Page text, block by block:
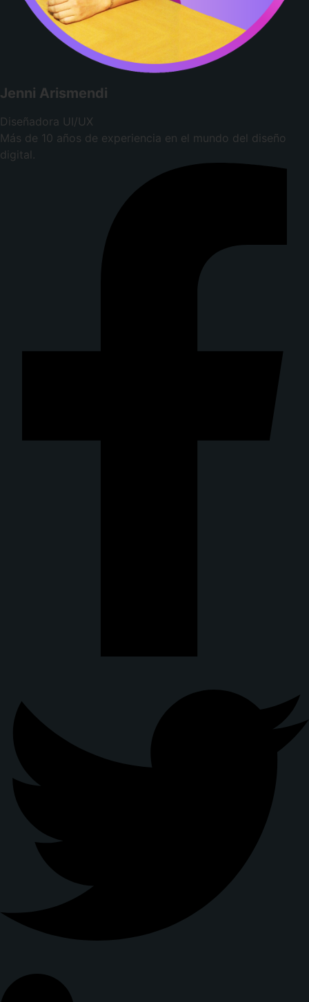
Jenni Arismendi
Diseñadora UI/UX
Más de 10 años de experiencia en el mundo del diseño
digital.